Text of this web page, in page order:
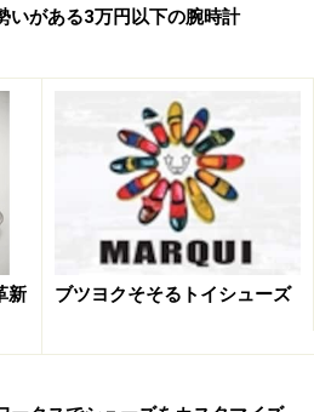
いがある3万円以下の腕時計
新
ブツヨクそそるトイシューズ